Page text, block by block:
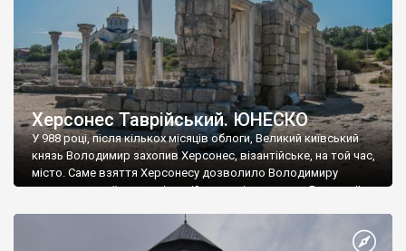
Херсонес Таврійський. ЮНЕСКО
У 988 році, після кількох місяців облоги, Великий київський
князь Володимир захопив Херсонес, візантійське, на той час,
місто. Саме взяття Херсонесу дозволило Володимиру
диктувати свої умови візантійському імператору Василю ІІ, та
Херсонесі Володимир-язичник, став Василем-християнином.
А потім було Хрещення Русі. На честь Херсонесу Таврійського